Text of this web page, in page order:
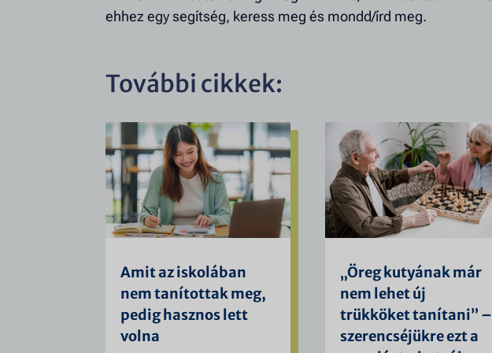
ehhez egy segítség, keress meg és mondd/írd meg.
További cikkek:
Amit az iskolában
nem tanítottak meg,
pedig hasznos lett
volna
„Öreg kutyának már
nem lehet új
trükköket tanítani” –
szerencséjükre ezt a